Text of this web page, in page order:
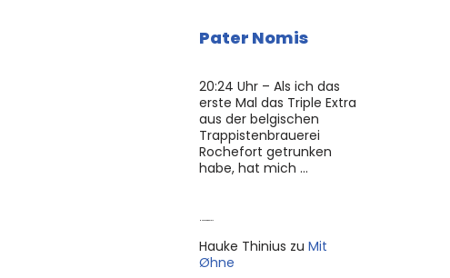
Pater Nomis
20:24 Uhr – Als ich das
erste Mal das Triple Extra
aus der belgischen
Trappistenbrauerei
Rochefort getrunken
habe, hat mich …
Hauke Thinius zu Mit
Øhne